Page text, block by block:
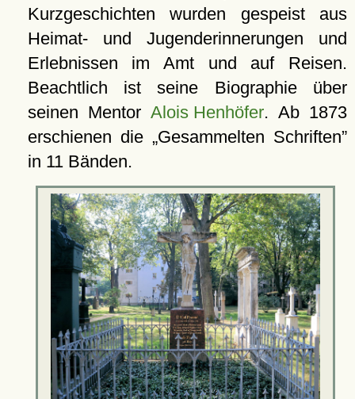
Kurzgeschichten wurden gespeist aus
Heimat- und Jugenderinnerungen und
Erlebnissen im Amt und auf Reisen.
Beachtlich ist seine Biographie über
seinen MentorAlois Henhöfer. Ab 1873
erschienen die
Gesammelten Schriften
in 11 Bänden.